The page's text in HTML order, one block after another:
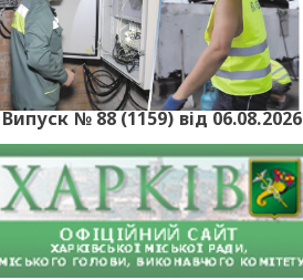
Випуск № 88 (1159) від 06.08.2026